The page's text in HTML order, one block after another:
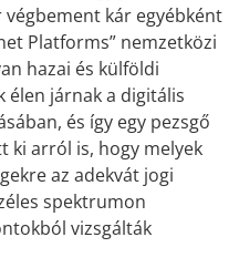
végbement kár egyébként
Platforms” nemzetközi
hazai és külföldi
élen járnak a digitális
és így egy pezsgő
ki arról is, hogy melyek
az adekvát jogi
spektrumon
vizsgálták